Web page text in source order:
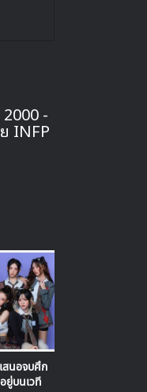
-
INFP
สนอจบศึก
ยู่บนเวที